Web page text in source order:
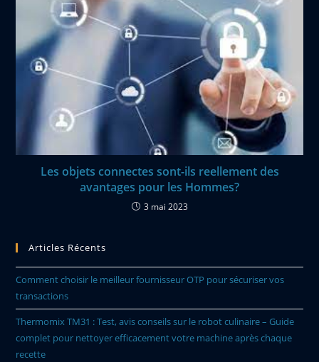
Les objets connectes sont-ils reellement des
avantages pour les Hommes?
3 mai 2023
Articles Récents
Comment choisir le meilleur fournisseur OTP pour sécuriser vos
transactions
Thermomix TM31 : Test, avis conseils sur le robot culinaire – Guide
complet pour nettoyer efficacement votre machine après chaque
recette